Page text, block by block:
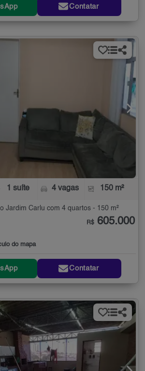
Contatar
1 suíte 4 vagas 150 m²
Jardim Carlu com 4 quartos - 150 m²
do mapa
R$ 605.000
Contatar